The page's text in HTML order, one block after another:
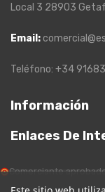
Local 3 28903
Email:
Teléfono: +34
Información
Enlaces De
Comerciante
haga clic aquí para